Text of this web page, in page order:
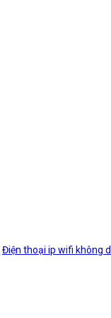
Điện thoại ip wifi không